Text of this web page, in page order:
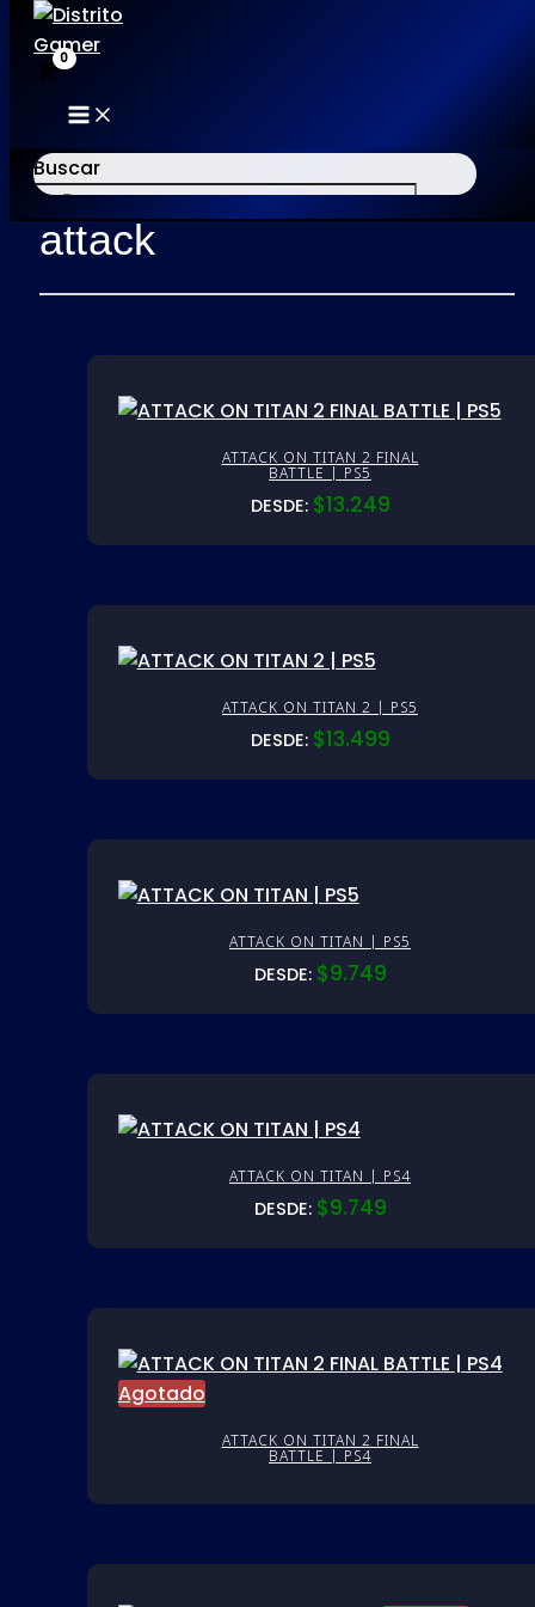
al
contenido
MAIN
MENU
Buscar
×
Inicio/ Productos etiquetados “attack”
attack
ATTACK ON TITAN 2 FINAL
BATTLE | PS5
DESDE: $13.249
ATTACK ON TITAN 2 | PS5
DESDE: $13.499
ATTACK ON TITAN | PS5
DESDE: $9.749
ATTACK ON TITAN | PS4
DESDE: $9.749
Agotado
ATTACK ON TITAN 2 FINAL
BATTLE | PS4